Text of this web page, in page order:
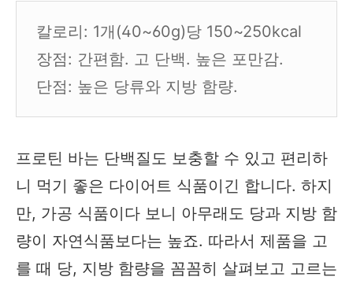
칼로리: 1개(40~60g)당 150~250kcal
장점: 간편함. 고 단백. 높은 포만감.
단점: 높은 당류와 지방 함량.
프로틴 바는 단백질도 보충할 수 있고 편리하
니 먹기 좋은 다이어트 식품이긴 합니다. 하지
만, 가공 식품이다 보니 아무래도 당과 지방 함
량이 자연식품보다는 높죠. 따라서 제품을 고
를 때 당, 지방 함량을 꼼꼼히 살펴보고 고르는